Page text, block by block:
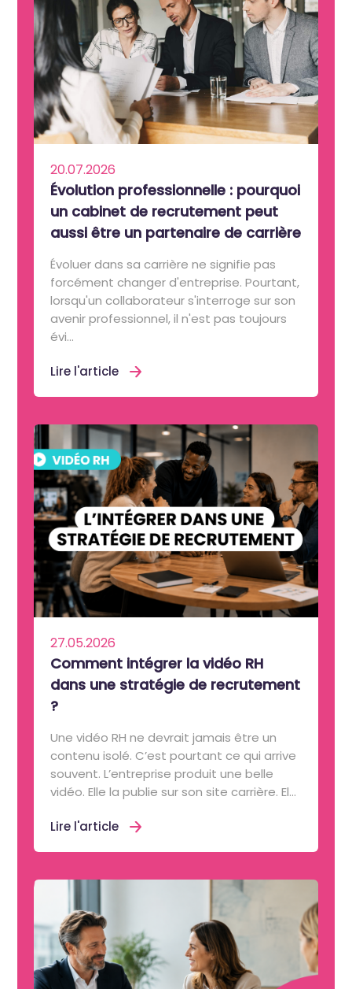
20.07.2026
Évolution professionnelle : pourquoi
un cabinet de recrutement peut
aussi être un partenaire de carrière
Évoluer dans sa carrière ne signifie pas
forcément changer d'entreprise. Pourtant,
lorsqu'un collaborateur s'interroge sur son
avenir professionnel, il n'est pas toujours
évi...
Lire l'article
27.05.2026
Comment intégrer la vidéo RH
dans une stratégie de recrutement
?
Une vidéo RH ne devrait jamais être un
contenu isolé. C’est pourtant ce qui arrive
souvent. L’entreprise produit une belle
vidéo. Elle la publie sur son site carrière. El...
Lire l'article